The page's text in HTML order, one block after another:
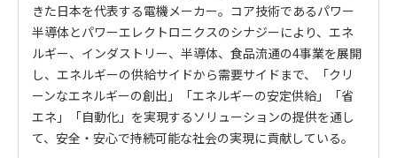
きた日本を代表する電機メーカー。コア技術であるパワー
半導体とパワーエレクトロニクスのシナジーにより、エネ
ルギー、インダストリー、半導体、食品流通の4事業を展開
し、エネルギーの供給サイドから需要サイドまで、「クリ
ーンなエネルギーの創出」「エネルギーの安定供給」「省
エネ」「自動化」を実現するソリューションの提供を通し
て、安全・安心で持続可能な社会の実現に貢献している。